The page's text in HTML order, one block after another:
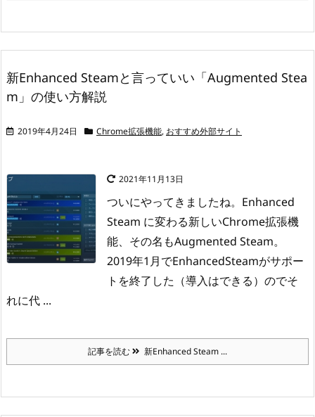
新Enhanced Steamと言っていい「Augmented Stea
m」の使い方解説
2019年4月24日 Chrome拡張機能, おすすめ外部サイト
2021年11月13日
ついにやってきましたね。Enhanced
Steam に変わる新しいChrome拡張機
能、その名もAugmented Steam。
2019年1月でEnhancedSteamがサポー
トを終了した（導入はできる）のでそ
れに代 ...
記事を読む 新Enhanced Steam ...